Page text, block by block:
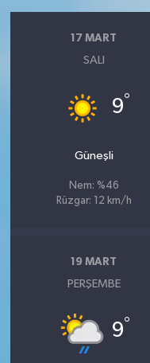
17 MART
SALI
9°
Güneşli
Nem: %46
Rüzgar: 12 km/h
19 MART
PERŞEMBE
9°